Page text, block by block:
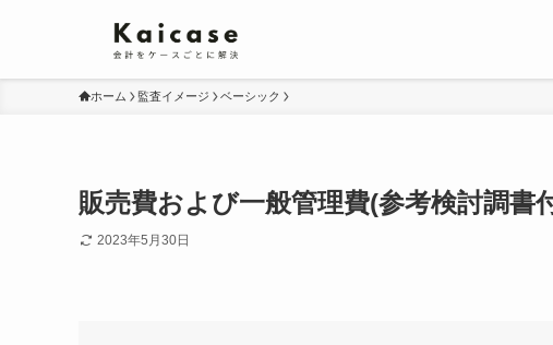
ホーム 監査イメージ ベーシック
販売費および一般管理費(参考検討調書
2023年5月30日